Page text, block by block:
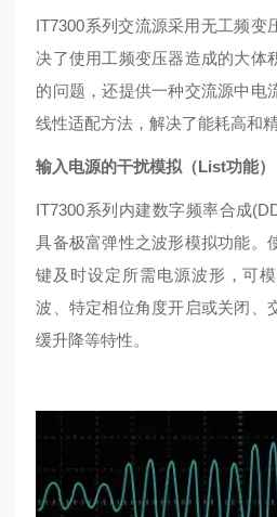
IT7300系列交流源采用无工频变
决了使用工频变压器造成的大体
的问题，还提供一种交流源中电
线性适配方法，解决了能耗高和
输入电源的干扰模拟（List功能）
IT7300系列内建数字频率合成
具备极富弹性之波形模拟功能。
键及时设定所需电源波形，可
波、特定相位角度开启或关闭、
缓升降等特性。